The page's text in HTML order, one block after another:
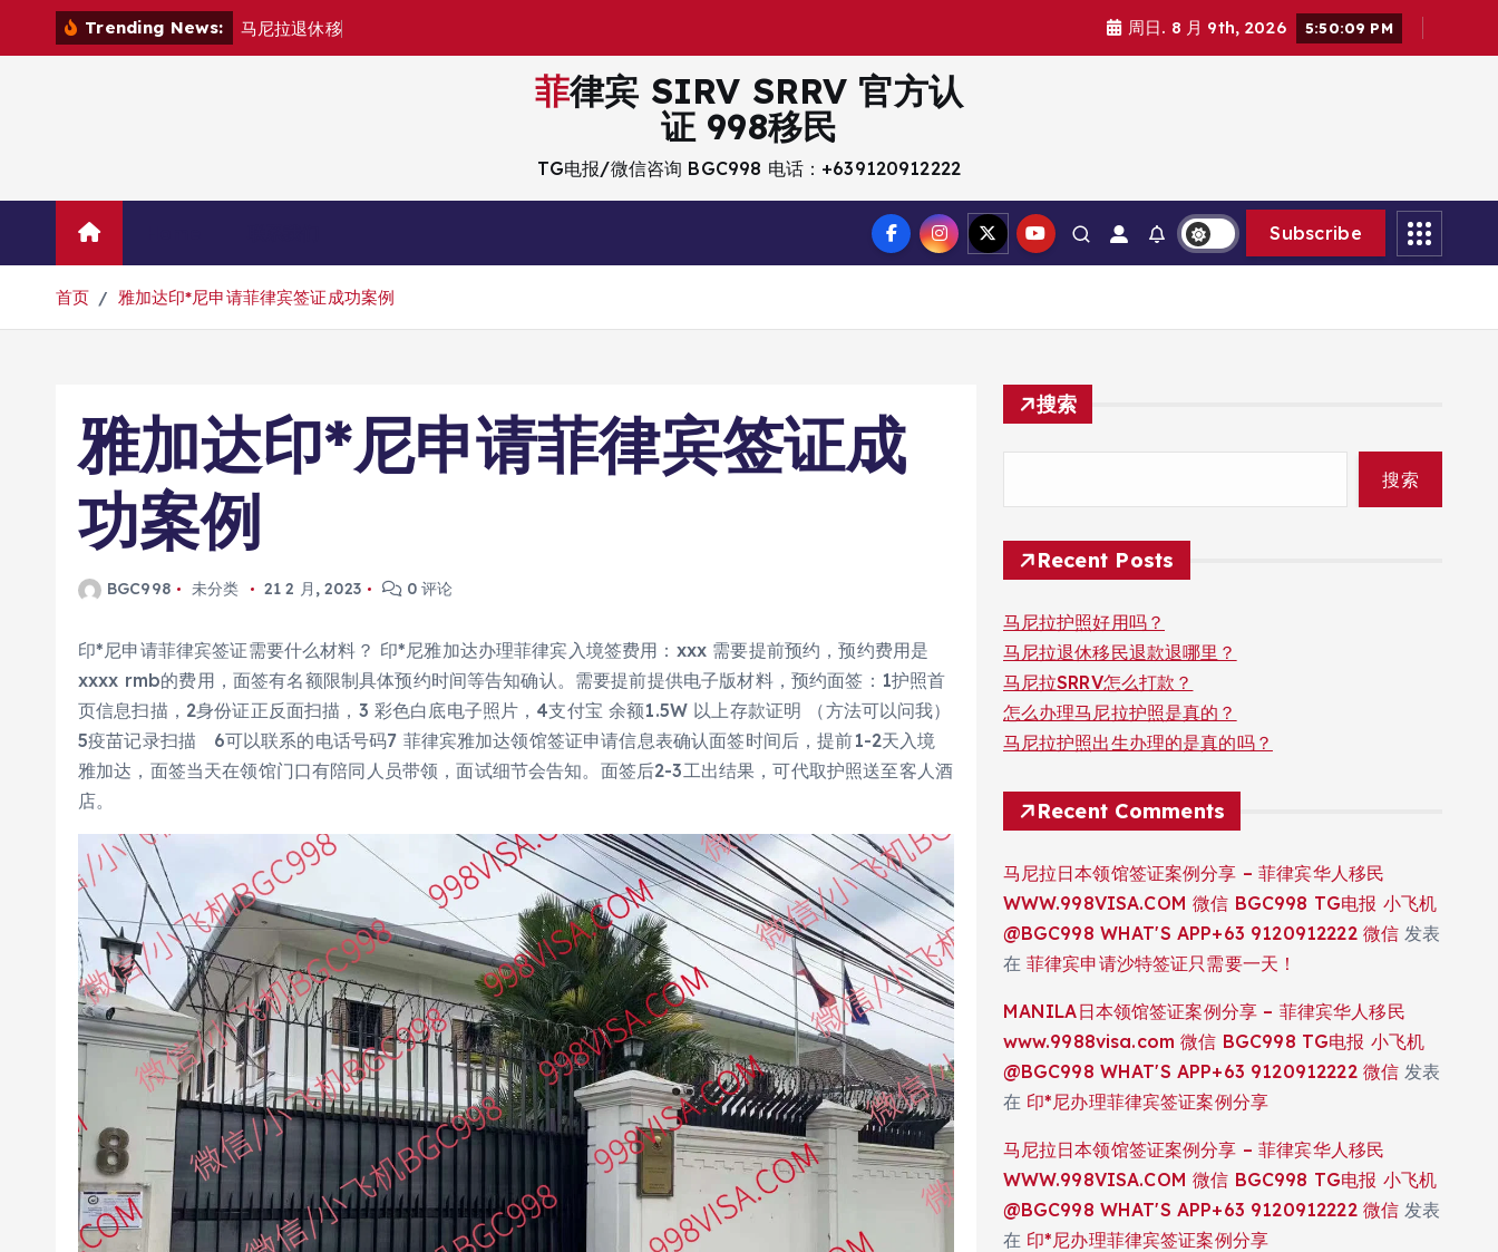
Trending News: 马 尼拉退休移 周日. 8 月 9th, 2026 5:50:11 PM
菲律宾 SIRV SRRV 官方认
证 998移民
TG电报/微信咨询 BGC998 电话：+639120912222
Subscribe
首页 雅加达印*尼申请菲律宾签证成功案例
雅加达印*尼申请菲律宾签证成
功案例
BGC998 未分类 21 2 月, 2023 0 评论
印*尼申请菲律宾签证需要什么材料？ 印*尼雅加达办理菲律宾入境签费用：xxx 需要提前预约，预约费用是
xxxx rmb的费用，面签有名额限制具体预约时间等告知确认。需要提前提供电子版材料，预约面签：1护照首
页信息扫描，2身份证正反面扫描，3 彩色白底电子照片，4支付宝 余额1.5W 以上存款证明 （方法可以问我）
5疫苗记录扫描 6可以联系的电话号码7 菲律宾雅加达领馆签证申请信息表确认面签时间后，提前1-2天入境
雅加达，面签当天在领馆门口有陪同人员带领，面试细节会告知。面签后2-3工出结果，可代取护照送至客人酒
店。
搜索
搜索
Recent Posts
马尼拉护照好用吗？
马尼拉退休移民退款退哪里？
马尼拉SRRV怎么打款？
怎么办理马尼拉护照是真的？
马尼拉护照出生办理的是真的吗？
Recent Comments
马尼拉日本领馆签证案例分享 – 菲律宾华人移民
WWW.998VISA.COM 微信 BGC998 TG电报 小飞机
@BGC998 WHAT'S APP+63 9120912222 微信 发表
在 菲律宾申请沙特签证只需要一天！
MANILA日本领馆签证案例分享 – 菲律宾华人移民
www.9988visa.com 微信 BGC998 TG电报 小飞机
@BGC998 WHAT'S APP+63 9120912222 微信 发表
在 印*尼办理菲律宾签证案例分享
马尼拉日本领馆签证案例分享 – 菲律宾华人移民
WWW.998VISA.COM 微信 BGC998 TG电报 小飞机
@BGC998 WHAT'S APP+63 9120912222 微信 发表
在 印*尼办理菲律宾签证案例分享